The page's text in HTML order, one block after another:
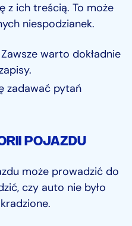
z ich treścią. To może
niespodzianek.
warto dokładnie
zadawać pytań
POJAZDU
może prowadzić do
czy auto nie było